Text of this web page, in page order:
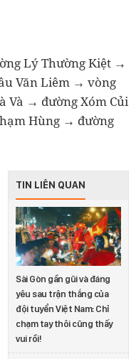
Lý Thường Kiệt →
Văn Liêm → vòng
Và → đường Xóm Củi
Hùng → đường
TIN LIÊN QUAN
Sài Gòn gần gũi và đáng
yêu sau trận thắng của
đội tuyển Việt Nam: Chỉ
chạm tay thôi cũng thấy
vui rồi!